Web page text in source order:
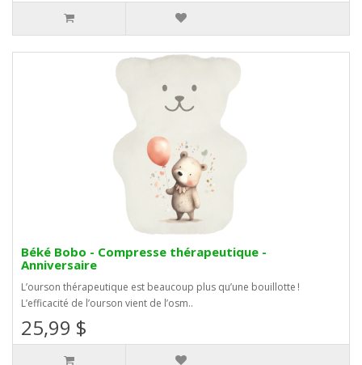
Béké Bobo - Compresse thérapeutique -
Anniversaire
L’ourson thérapeutique est beaucoup plus qu’une bouillotte !
L’efficacité de l’ourson vient de l’osm..
25,99 $